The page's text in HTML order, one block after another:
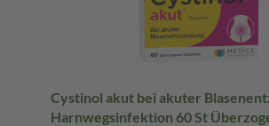
Cystinol akut bei akuter
Harnwegsinfektion 60 St